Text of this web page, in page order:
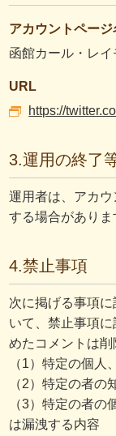
アカウントページ
函館カール・レイ
URL
https://
3.運用の終了
運用者は、アカ
する場合がありま
4.禁止事項
次に掲げる事項
いて、禁止事項
めたコメントは削
（1）特定の個人
（2）特定の者の
（3）特定の者の
は漏洩する内容